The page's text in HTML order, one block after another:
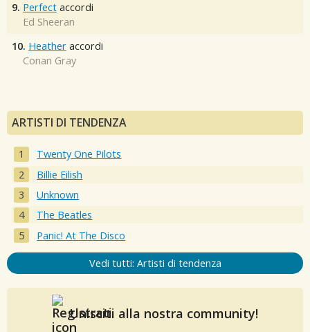
9. Perfect accordi
Ed Sheeran
10. Heather accordi
Conan Gray
ARTISTI DI TENDENZA
Twenty One Pilots
Billie Eilish
Unknown
The Beatles
Panic! At The Disco
Vedi tutti: Artisti di tendenza
Unisciti alla nostra community!